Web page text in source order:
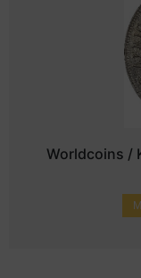
Worldcoins /